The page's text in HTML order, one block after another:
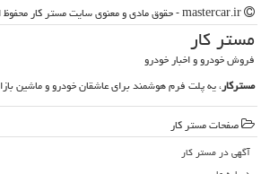
مستر كار
فروش خودرو و اخبار خودرو
مسترکار، یه پلت فرم هوشمند برای عاشقان خودرو و ماشین بازا
صفحات مستر كار
آگهی در مستر كار